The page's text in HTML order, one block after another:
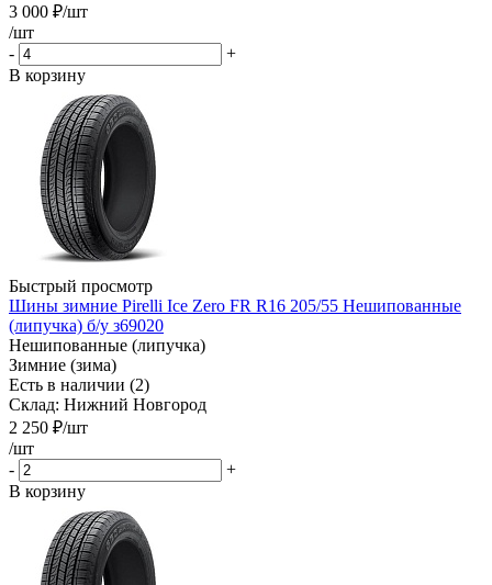
3 000 ₽/шт
/шт
-
+
В корзину
Быстрый просмотр
Шины зимние Pirelli Ice Zero FR R16 205/55 Нешипованные
(липучка) б/у з69020
Нешипованные (липучка)
Зимние (зима)
Есть в наличии (2)
Склад: Нижний Новгород
2 250 ₽/шт
/шт
-
+
В корзину